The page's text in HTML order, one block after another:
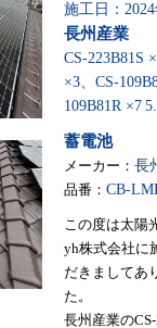
施工日：2024
長州産業
CS-223B81S
×3、CS-
109B81R ×7
蓄電池
メーカー： 長
品番： CB-
この度は太陽
yh株式会社に
だきましてあ
た。
長州産業の